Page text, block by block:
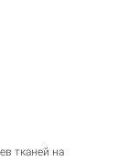
тканей на